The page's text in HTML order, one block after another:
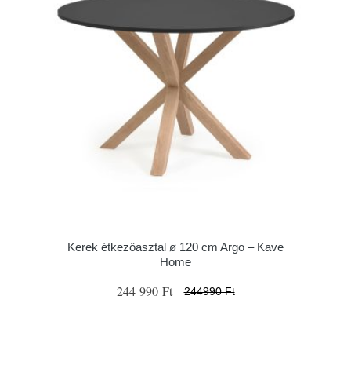
Kerek étkezőasztal ø 120 cm Argo – Kave
Home
244 990 Ft 244990 Ft